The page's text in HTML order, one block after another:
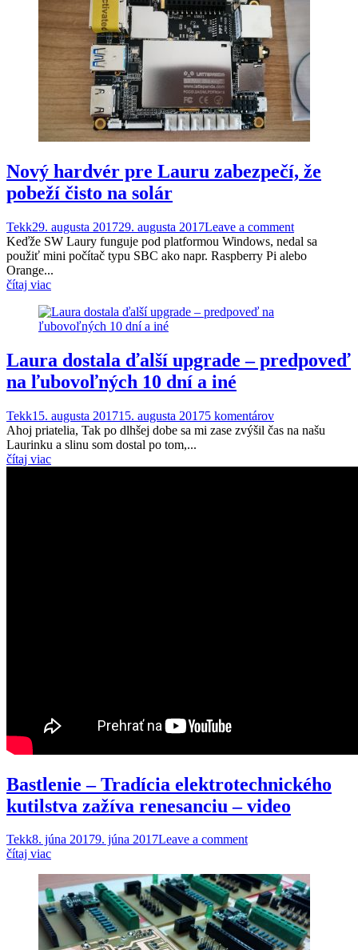
Nový hardvér pre Lauru zabezpečí, že
pobeží čisto na solár
Tekk29. augusta 201729. augusta 2017Leave a comment
Keďže SW Laury funguje pod platformou Windows, nedal sa
použiť mini počítač typu SBC ako napr. Raspberry Pi alebo
Orange...
čítaj viac
Laura dostala ďalší upgrade – predpoveď
na ľubovoľných 10 dní a iné
Tekk15. augusta 201715. augusta 20175 komentárov
Ahoj priatelia, Tak po dlhšej dobe sa mi zase zvýšil čas na našu
Laurinku a slinu som dostal po tom,...
čítaj viac
Bastlenie – Tradícia elektrotechnického
kutilstva zažíva renesanciu – video
Tekk8. júna 20179. júna 2017Leave a comment
čítaj viac